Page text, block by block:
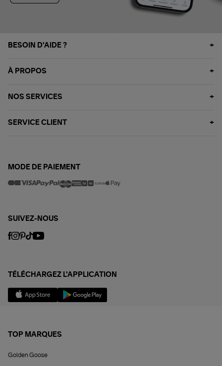
BESOIN D'AIDE ?
À PROPOS
NOS SERVICES
SERVICE CLIENT
MODE DE PAIEMENT
SUIVEZ-NOUS
TÉLÉCHARGEZ L'APPLICATION
TOP MARQUES
Golden Goose